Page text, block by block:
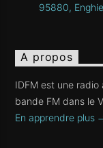
95880,
A propos
IDFM est une
bande FM dans le
En apprendre plus